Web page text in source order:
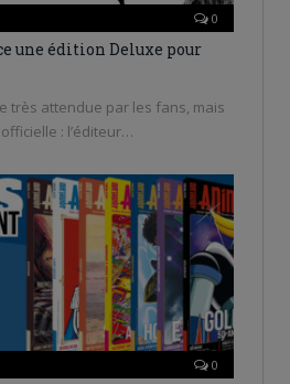
0
une édition Deluxe pour
très attendue par les fans, mais
: l’éditeur…
0